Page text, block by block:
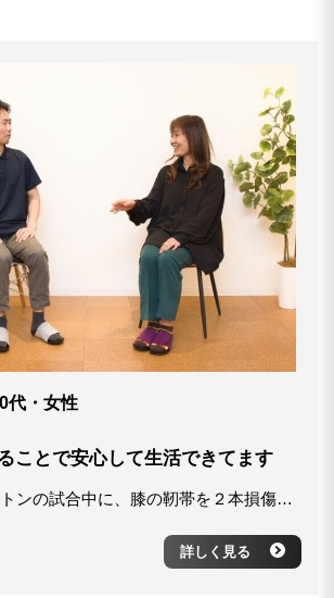
代・女性
ことで安心して生活できてます
趣味のバトミントンの試合中に、膝の靭帯を２本損傷してしまい、即病院送りに。リハビリにも取り組んでいましたが、怪我前の状態には戻らず、「このまま治らないのかな・・・。」と不安を抱えていました。そんな時距骨サロンを見つけ、足の専門的な話や治療プランを提案していただき、継続的に利用することで改善が見られるようになりました。 今では定期メンテナンスをしてもらい、趣味のバドミントンを続けることができています！先生今後もよろしくお願いしています。
詳しく見る